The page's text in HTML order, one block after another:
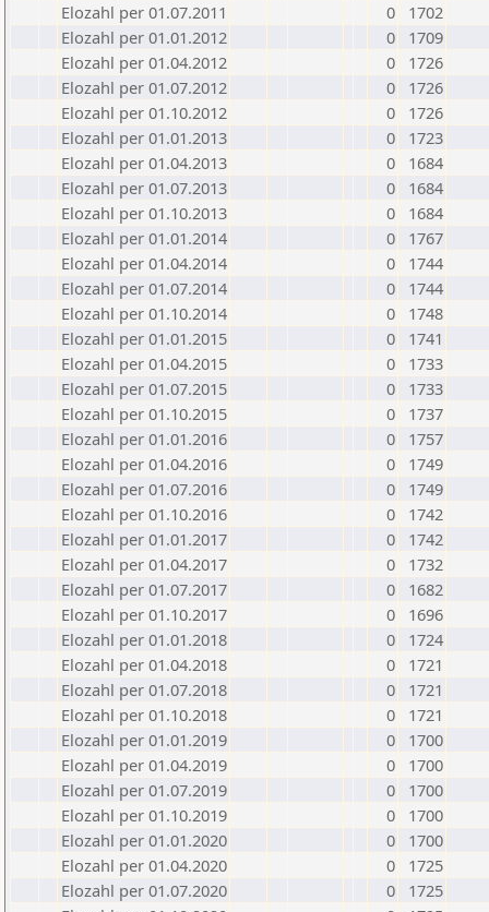
Elozahl per 01.07.2011
0
1702
Elozahl per 01.01.2012
0
1709
Elozahl per 01.04.2012
0
1726
Elozahl per 01.07.2012
0
1726
Elozahl per 01.10.2012
0
1726
Elozahl per 01.01.2013
0
1723
Elozahl per 01.04.2013
0
1684
Elozahl per 01.07.2013
0
1684
Elozahl per 01.10.2013
0
1684
Elozahl per 01.01.2014
0
1767
Elozahl per 01.04.2014
0
1744
Elozahl per 01.07.2014
0
1744
Elozahl per 01.10.2014
0
1748
Elozahl per 01.01.2015
0
1741
Elozahl per 01.04.2015
0
1733
Elozahl per 01.07.2015
0
1733
Elozahl per 01.10.2015
0
1737
Elozahl per 01.01.2016
0
1757
Elozahl per 01.04.2016
0
1749
Elozahl per 01.07.2016
0
1749
Elozahl per 01.10.2016
0
1742
Elozahl per 01.01.2017
0
1742
Elozahl per 01.04.2017
0
1732
Elozahl per 01.07.2017
0
1682
Elozahl per 01.10.2017
0
1696
Elozahl per 01.01.2018
0
1724
Elozahl per 01.04.2018
0
1721
Elozahl per 01.07.2018
0
1721
Elozahl per 01.10.2018
0
1721
Elozahl per 01.01.2019
0
1700
Elozahl per 01.04.2019
0
1700
Elozahl per 01.07.2019
0
1700
Elozahl per 01.10.2019
0
1700
Elozahl per 01.01.2020
0
1700
Elozahl per 01.04.2020
0
1725
Elozahl per 01.07.2020
0
1725